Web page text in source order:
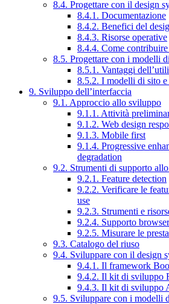
8.4. Progettare con il design
8.4.1. Documentazione
8.4.2. Benefici del
8.4.3. Risorse operative
8.4.4. Come
8.5. Progettare con i modelli
8.5.1. Vantaggi
8.5.2. I modelli di sito
9. Sviluppo dell’interfaccia
9.1. Approccio allo sviluppo
9.1.1. Attività
9.1.2. Web design
9.1.3. Mobile first
9.1.4. Progressive
degradation
9.2. Strumenti di supporto
9.2.1. Feature detection
9.2.2. Verificare le
use
9.2.3. Strumenti e
9.2.4. Supporto browser
9.2.5. Misurare le
9.3. Catalogo del riuso
9.4. Sviluppare con il design
9.4.1. Il framework
9.4.2. Il kit di sviluppo
9.4.3. Il kit di sviluppo
9.5. Sviluppare con i modelli